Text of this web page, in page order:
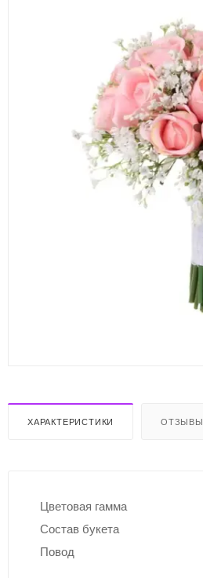
ХАРАКТЕРИСТИКИ ОТЗЫВЫ
Цветовая гамма
Состав букета
Повод